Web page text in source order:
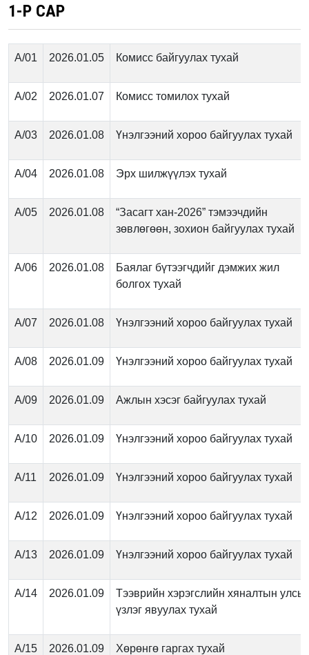
1-Р САР
А/01 2026.01.05 Комисс байгуулах тухай
А/02 2026.01.07 Комисс томилох тухай
А/03 2026.01.08 Үнэлгээний хороо байгуулах тухай
А/04 2026.01.08 Эрх шилжүүлэх тухай
А/05 2026.01.08
“Засагт хан-2026” тэмээчдийн
зөвлөгөөн, зохион байгуулах тухай
А/06 2026.01.08
Баялаг бүтээгчдийг дэмжих жил
болгох тухай
А/07 2026.01.08 Үнэлгээний хороо байгуулах тухай
А/08 2026.01.09 Үнэлгээний хороо байгуулах тухай
А/09 2026.01.09 Ажлын хэсэг байгуулах тухай
А/10 2026.01.09 Үнэлгээний хороо байгуулах тухай
А/11 2026.01.09 Үнэлгээний хороо байгуулах тухай
А/12 2026.01.09 Үнэлгээний хороо байгуулах тухай
А/13 2026.01.09 Үнэлгээний хороо байгуулах тухай
А/14 2026.01.09
Тээврийн хэрэгслийн хяналтын
үзлэг явуулах тухай
А/15 2026.01.09 Хөрөнгө гаргах тухай